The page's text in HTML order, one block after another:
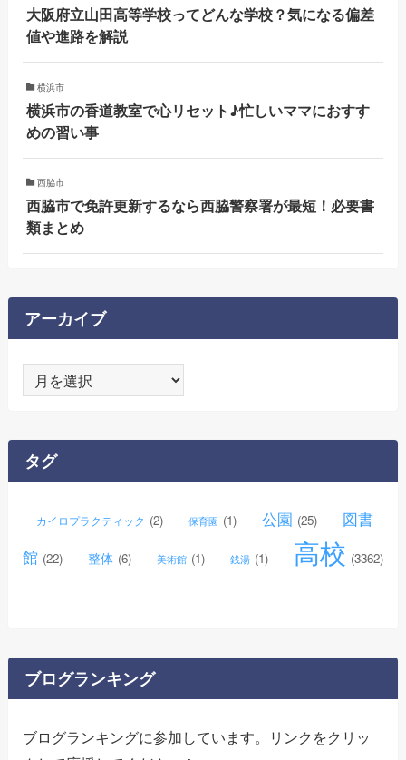
大阪府立山田高等学校ってどんな学校？気になる偏差
値や進路を解説
横浜市
横浜市の香道教室で心リセット♪忙しいママにおすす
めの習い事
西脇市
西脇市で免許更新するなら西脇警察署が最短！必要書
類まとめ
アーカイブ
ー
イ
ブ
タグ
カイロプラクティック (2) 保育園 (1) 公園 (25)
図書
館 (22) 整体 (6) 美術館 (1) 銭湯 (1) 高校 (3362)
ブログランキング
ブログランキングに参加しています。リンクをクリッ